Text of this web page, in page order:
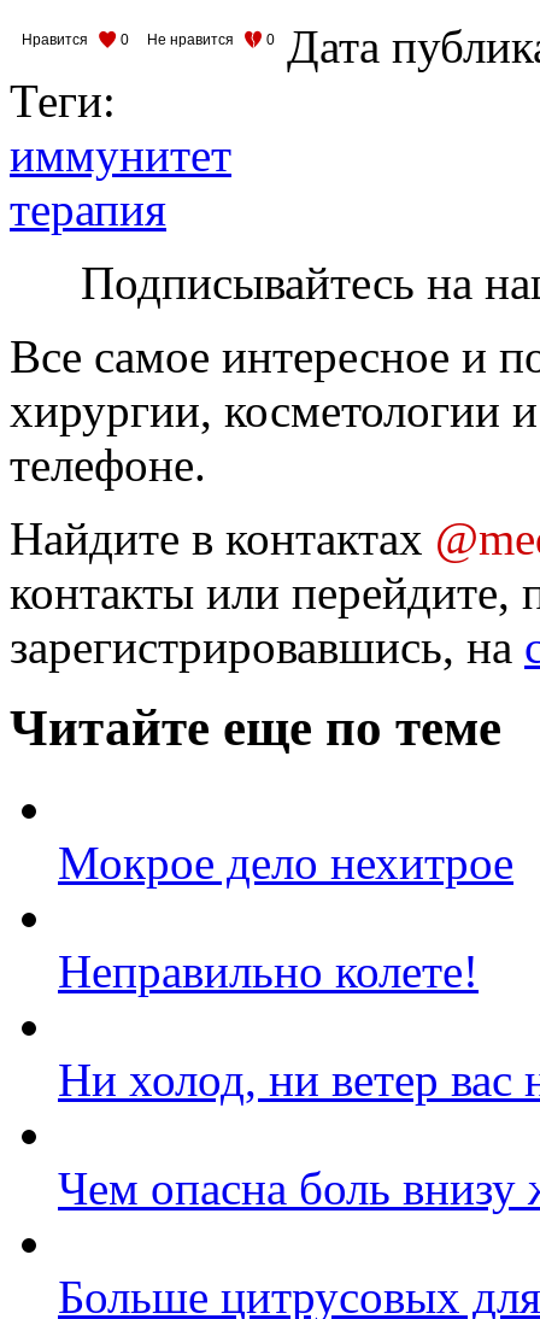
Нравится 0 Не нравится 0
Дата
Теги:
иммунитет
терапия
Подписывайтесь на
Все самое интересное и
хирургии, косметологии
телефоне.
Найдите в контактах
контакты или перейдите,
зарегистрировавшись, на
Читайте еще по теме
Мокрое дело нехитрое
Неправильно колете!
Ни холод, ни ветер вас
Чем опасна боль внизу
Больше цитрусовых